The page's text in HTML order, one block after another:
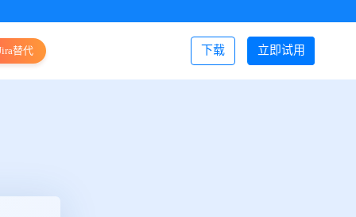
立即试用
下载
替代 登录/注册